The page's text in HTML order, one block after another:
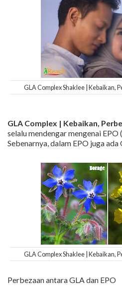
GLA Complex Shaklee | Kebaikan,
GLA Complex | Kebaikan,
selalu mendengar mengenai EPO
Sebenarnya, dalam EPO juga
GLA Complex Shaklee | Kebaikan,
Perbezaan antara GLA dan EPO